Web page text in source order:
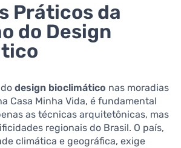
Práticos da
do Design
design bioclimático nas moradias
Casa Minha Vida, é fundamental
as técnicas arquitetônicas, mas
regionais do Brasil. O país,
climática e geográfica, exige